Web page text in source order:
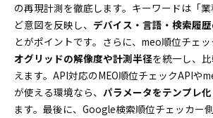
の再現計測を徹底します。キーワードは「
ど意図を反映し、 デバイス・言語・検索履
とがポイントです。さらに、meo順位チェ
オグリッドの解像度や計測半径を統一し、
えます。API対応のMEO順位チェックAPIや
が使える環境なら、 パラメータをテンプレ化
ます。最後に、Google検索順位チェッカー